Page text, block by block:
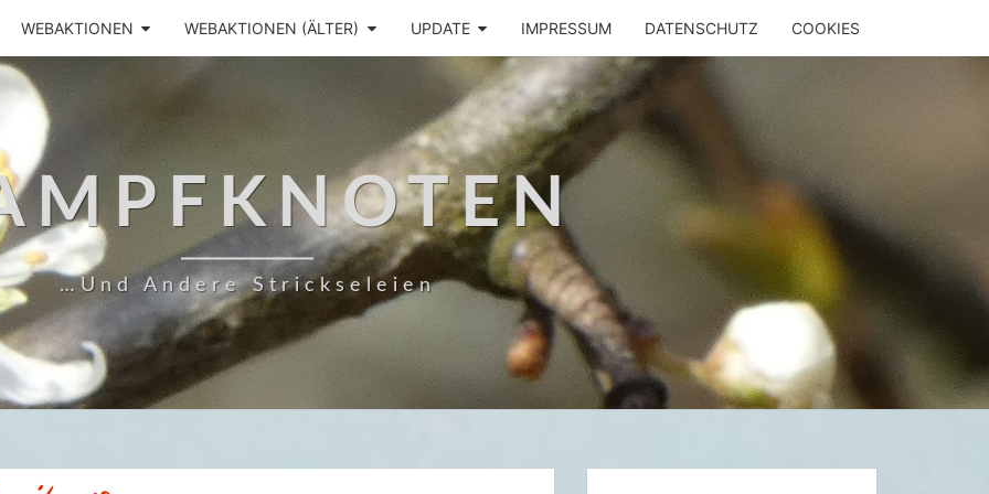
WEBAKTIONEN WEBAKTIONEN (ÄLTER) UPDATE IMPRESSUM DATENSCHUTZ COOKIES
…und Andere Strickseleien